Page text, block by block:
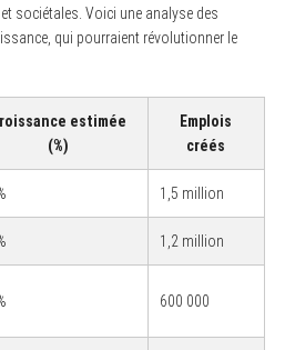
sociétales. Voici une analyse des
qui pourraient révolutionner le
estimée
(%)
Emplois
créés
1,5 million
1,2 million
600 000